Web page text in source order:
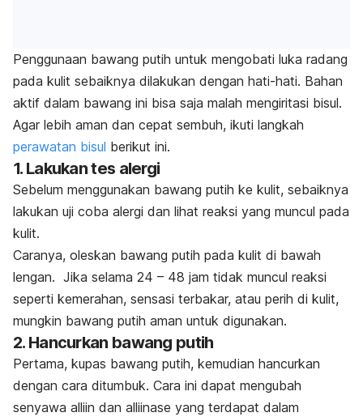
Penggunaan bawang putih untuk mengobati luka radang
pada kulit sebaiknya dilakukan dengan hati-hati. Bahan
aktif dalam bawang ini bisa saja malah mengiritasi bisul.
Agar lebih aman dan cepat sembuh, ikuti langkah
perawatan bisul berikut ini.
1. Lakukan tes alergi
Sebelum menggunakan bawang putih ke kulit, sebaiknya
lakukan uji coba alergi dan lihat reaksi yang muncul pada
kulit.
Caranya, oleskan bawang putih pada kulit di bawah
lengan. Jika selama 24 – 48 jam tidak muncul reaksi
seperti kemerahan, sensasi terbakar, atau perih di kulit,
mungkin bawang putih aman untuk digunakan.
2. Hancurkan bawang putih
Pertama, kupas bawang putih, kemudian hancurkan
dengan cara ditumbuk. Cara ini dapat mengubah
senyawa alliin dan alliinase yang terdapat dalam